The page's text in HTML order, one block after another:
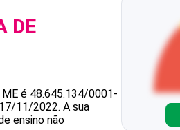
DE
é 48.645.134/0001-
11/2022. A sua
ensino não